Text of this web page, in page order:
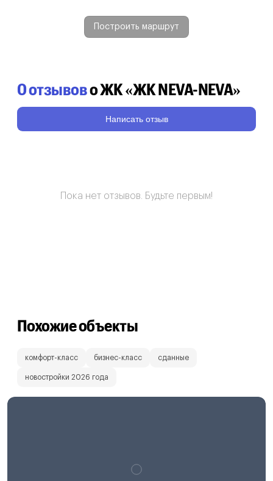
Построить маршрут
0 отзывово ЖК «ЖК NEVA-NEVA»
Написать отзыв
Пока нет отзывов. Будьте первым!
Похожие объекты
комфорт-класс бизнес-класс сданные
новостройки 2026 года